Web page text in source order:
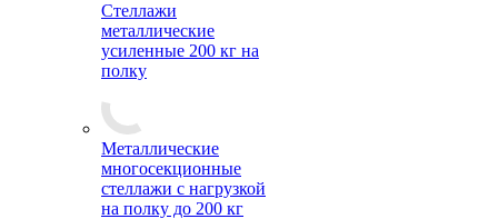
Стеллажи
металлические
усиленные 200 кг на
полку
Металлические
многосекционные
стеллажи с нагрузкой
на полку до 200 кг